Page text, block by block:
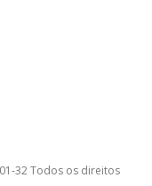
32 Todos os direitos